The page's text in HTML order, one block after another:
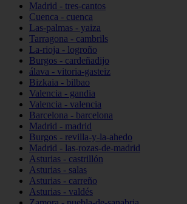
Madrid - tres-cantos
Cuenca - cuenca
Las-palmas - yaiza
Tarragona - cambrils
La-rioja - logroño
Burgos - cardeñadijo
álava - vitoria-gasteiz
Bizkaia - bilbao
Valencia - gandia
Valencia - valencia
Barcelona - barcelona
Madrid - madrid
Burgos - revilla-y-la-ahedo
Madrid - las-rozas-de-madrid
Asturias - castrillón
Asturias - salas
Asturias - carreño
Asturias - valdés